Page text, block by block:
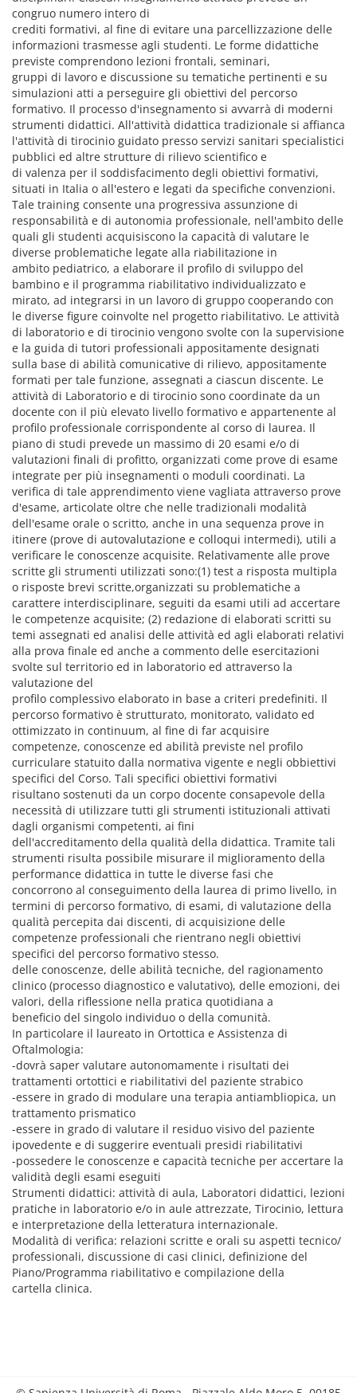
congruo numero intero di
crediti formativi, al fine di evitare una parcellizzazione delle
informazioni trasmesse agli studenti. Le forme didattiche
previste comprendono lezioni frontali, seminari,
gruppi di lavoro e discussione su tematiche pertinenti e su
simulazioni atti a perseguire gli obiettivi del percorso
formativo. Il processo d'insegnamento si avvarrà di moderni
strumenti didattici. All'attività didattica tradizionale si affianca
l'attività di tirocinio guidato presso servizi sanitari specialistici
pubblici ed altre strutture di rilievo scientifico e
di valenza per il soddisfacimento degli obiettivi formativi,
situati in Italia o all'estero e legati da specifiche convenzioni.
Tale training consente una progressiva assunzione di
responsabilità e di autonomia professionale, nell'ambito delle
quali gli studenti acquisiscono la capacità di valutare le
diverse problematiche legate alla riabilitazione in
ambito pediatrico, a elaborare il profilo di sviluppo del
bambino e il programma riabilitativo individualizzato e
mirato, ad integrarsi in un lavoro di gruppo cooperando con
le diverse figure coinvolte nel progetto riabilitativo. Le attività
di laboratorio e di tirocinio vengono svolte con la supervisione
e la guida di tutori professionali appositamente designati
sulla base di abilità comunicative di rilievo, appositamente
formati per tale funzione, assegnati a ciascun discente. Le
attività di Laboratorio e di tirocinio sono coordinate da un
docente con il più elevato livello formativo e appartenente al
profilo professionale corrispondente al corso di laurea. Il
piano di studi prevede un massimo di 20 esami e/o di
valutazioni finali di profitto, organizzati come prove di esame
integrate per più insegnamenti o moduli coordinati. La
verifica di tale apprendimento viene vagliata attraverso prove
d'esame, articolate oltre che nelle tradizionali modalità
dell'esame orale o scritto, anche in una sequenza prove in
itinere (prove di autovalutazione e colloqui intermedi), utili a
verificare le conoscenze acquisite. Relativamente alle prove
scritte gli strumenti utilizzati sono:(1) test a risposta multipla
o risposte brevi scritte,organizzati su problematiche a
carattere interdisciplinare, seguiti da esami utili ad accertare
le competenze acquisite; (2) redazione di elaborati scritti su
temi assegnati ed analisi delle attività ed agli elaborati relativi
alla prova finale ed anche a commento delle esercitazioni
svolte sul territorio ed in laboratorio ed attraverso la
valutazione del
profilo complessivo elaborato in base a criteri predefiniti. Il
percorso formativo è strutturato, monitorato, validato ed
ottimizzato in continuum, al fine di far acquisire
competenze, conoscenze ed abilità previste nel profilo
curriculare statuito dalla normativa vigente e negli obbiettivi
specifici del Corso. Tali specifici obiettivi formativi
risultano sostenuti da un corpo docente consapevole della
necessità di utilizzare tutti gli strumenti istituzionali attivati
dagli organismi competenti, ai fini
dell'accreditamento della qualità della didattica. Tramite tali
strumenti risulta possibile misurare il miglioramento della
performance didattica in tutte le diverse fasi che
concorrono al conseguimento della laurea di primo livello, in
termini di percorso formativo, di esami, di valutazione della
qualità percepita dai discenti, di acquisizione delle
competenze professionali che rientrano negli obiettivi
specifici del percorso formativo stesso.
delle conoscenze, delle abilità tecniche, del ragionamento
clinico (processo diagnostico e valutativo), delle emozioni, dei
valori, della riflessione nella pratica quotidiana a
beneficio del singolo individuo o della comunità.
In particolare il laureato in Ortottica e Assistenza di
Oftalmologia:
-dovrà saper valutare autonomamente i risultati dei
trattamenti ortottici e riabilitativi del paziente strabico
-essere in grado di modulare una terapia antiambliopica, un
trattamento prismatico
-essere in grado di valutare il residuo visivo del paziente
ipovedente e di suggerire eventuali presidi riabilitativi
-possedere le conoscenze e capacità tecniche per accertare la
validità degli esami eseguiti
Strumenti didattici: attività di aula, Laboratori didattici, lezioni
pratiche in laboratorio e/o in aule attrezzate, Tirocinio, lettura
e interpretazione della letteratura internazionale.
Modalità di verifica: relazioni scritte e orali su aspetti tecnico/
professionali, discussione di casi clinici, definizione del
Piano/Programma riabilitativo e compilazione della
cartella clinica.